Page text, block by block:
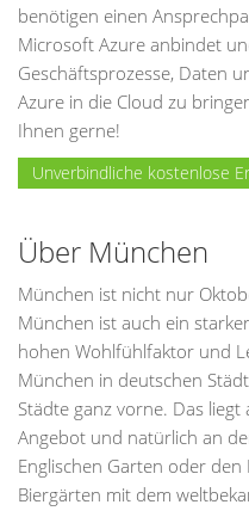
benötigen einen
Microsoft Azure anbindet
Geschäftsprozesse, Daten
Azure in die Cloud zu
Ihnen gerne!
Unverbindliche kostenlose
Über München
München ist nicht nur
München ist auch ein
hohen Wohlfühlfaktor und
München in deutschen
Städte ganz vorne. Das
Angebot und natürlich an
Englischen Garten oder
Biergärten mit dem